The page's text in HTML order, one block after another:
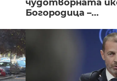
чудотворната
Богородица –...